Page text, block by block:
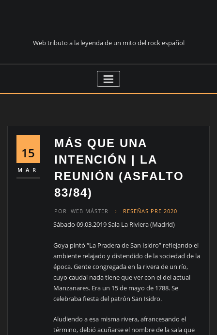
Web tributo a la leyenda de un mito del rock español
15
MAR
MÁS QUE UNA
INTENCIÓN | LA
REUNIÓN (ASFALTO
83/84)
POR WEB MÁSTER RESEÑAS PRE 2020
Sábado 09.03.2019 Sala La Riviera (Madrid)
Goya pintó “La Pradera de San Isidro” reflejando el
ambiente relajado y distendido de la sociedad de la
época. Gente congregada en la rivera de un río,
cuyo caudal nada tiene que ver con el del actual
Manzanares. Era un 15 de mayo de 1788. Se
celebraba fiesta del patrón San Isidro.
Aludiendo a esa misma rivera, afrancesando el
término, debió acuñarse el nombre de la sala que